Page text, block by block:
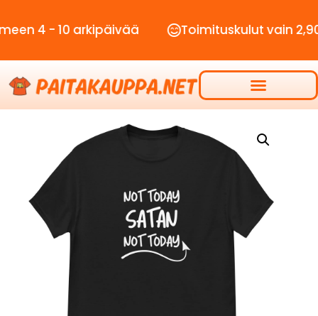
10 arkipäivää Toimituskulut vain 2,90€